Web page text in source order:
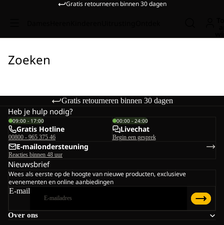
Gratis retourneren binnen 30 dagen
Zoeken
Gratis retourneren binnen 30 dagen
Over ons
Heb je hulp nodig?
09:00 - 17:00
Gratis Hotline
00800 - 965 375 46
00:00 - 24:00
Livechat
Begin een gesprek
E-mailondersteuning
Reacties binnen 48 uur
Nieuwsbrief
Wees als eerste op de hoogte van nieuwe producten, exclusieve
evenementen en online aanbiedingen
E-mail